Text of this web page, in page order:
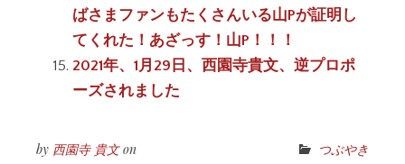
ばさまファンもたくさんいる山Pが証明し
てくれた！あざっす！山P！！！
2021年、1月29日、西園寺貴文、逆プロポ
ーズされました
by 西園寺 貴文on つぶやき